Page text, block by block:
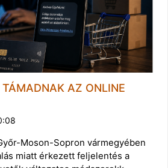
AZ ONLINE
Moson-Sopron vármegyében
miatt érkezett feljelentés a